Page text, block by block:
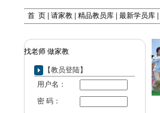
首 页 请家教 精品教员库 最新学员库
找老师 做家教
【教员登陆】
用户名：
密 码：